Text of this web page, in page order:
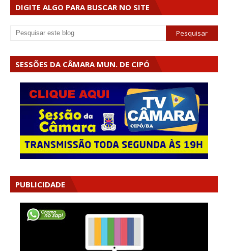
DIGITE ALGO PARA BUSCAR NO SITE
SESSÕES DA CÂMARA MUN. DE CIPÓ
PUBLICIDADE